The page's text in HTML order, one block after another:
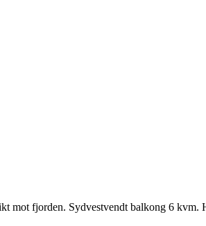
mot fjorden. Sydvestvendt balkong 6